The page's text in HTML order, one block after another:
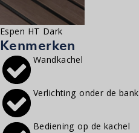
Espen HT Dark
Kenmerken
Wandkachel
Verlichting onder de bank
Bediening op de kachel